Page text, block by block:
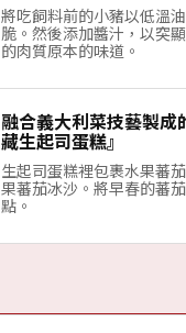
將吃飼料前的小豬以低溫
脆。然後添加醬汁，以突
的肉質原本的味道。
融合義大利菜技藝製成
藏生起司蛋糕』
生起司蛋糕裡包裹水果蕃
果蕃茄冰沙。將早春的蕃
點。